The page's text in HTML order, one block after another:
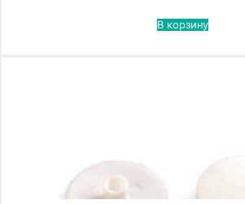
В корзину